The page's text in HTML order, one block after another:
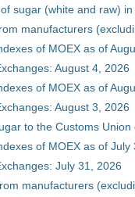
sugar (white and raw)
manufacturers
of MOEX as of
August 4, 2026
of MOEX as of
August 3, 2026
to the Customs
of MOEX as of July
July 31, 2026
manufacturers